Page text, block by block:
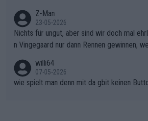
onkurrentin die "zweite Luft" schenkt, ist
g kaum noch zu reparieren.Vor uns liegt nun
ichtung Nizza. Niewiadoma hat
er SD Worx und Vollering müssen jetzt All-
n)
Z-Man
23-05-2026
Nichts für ungut, aber sind wir doch mal
n Vingegaard nur dann Rennen gewinnen,
willi64
07-05-2026
wie spielt man denn mit da gbit keinen